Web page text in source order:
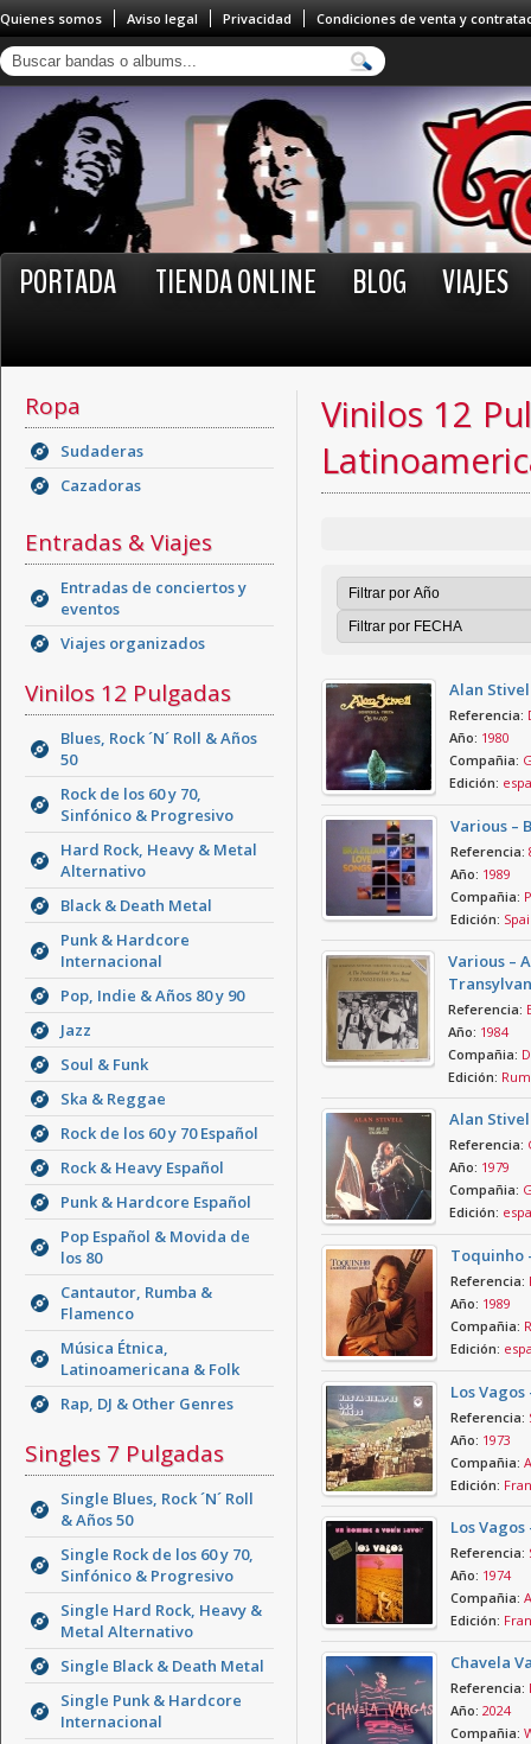
Quienes somos Aviso legal Privacidad Condiciones de venta y
PORTADA TIENDA ONLINE BLOG VIAJES
Ropa
Sudaderas
Cazadoras
Entradas & Viajes
Entradas de conciertos y
eventos
Viajes organizados
Vinilos 12 Pulgadas
Blues, Rock ´N´ Roll & Años
50
Rock de los 60 y 70,
Sinfónico & Progresivo
Hard Rock, Heavy & Metal
Alternativo
Black & Death Metal
Punk & Hardcore
Internacional
Pop, Indie & Años 80 y 90
Jazz
Soul & Funk
Ska & Reggae
Rock de los 60 y 70 Español
Rock & Heavy Español
Punk & Hardcore Español
Pop Español & Movida de
los 80
Cantautor, Rumba &
Flamenco
Música Étnica,
Latinoamericana & Folk
Rap, DJ & Other Genres
Singles 7 Pulgadas
Single Blues, Rock ´N´ Roll
& Años 50
Single Rock de los 60 y 70,
Sinfónico & Progresivo
Single Hard Rock, Heavy &
Metal Alternativo
Single Black & Death Metal
Single Punk & Hardcore
Internacional
Vinilos 12
Alan
Referencia:
Año: 1980
Compañia:
Edición:
Various –
Referencia:
Año: 1989
Compañia:
Edición:
Various –
Referencia:
Año: 1984
Compañia:
Edición:
Alan
Referencia:
Año: 1979
Compañia:
Edición:
Toquinho
Referencia:
Año: 1989
Compañia:
Edición:
Los
Referencia:
Año: 1973
Compañia:
Edición:
Los
Referencia:
Año: 1974
Compañia:
Edición:
Chavela
Referencia:
Año: 2024
Compañia: